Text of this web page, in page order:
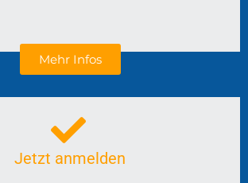
Mehr Infos
Jetzt anmelden